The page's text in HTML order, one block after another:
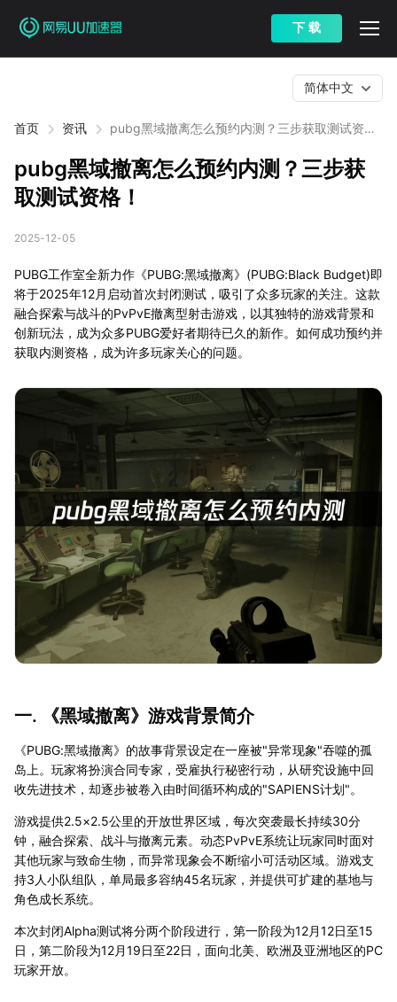
下 载
首页 资讯
pubg黑域撤离怎么预约内测？三步获取测试资
简体中文
pubg黑域撤离怎么预约内测？三步获
取测试资格！
2025-12-05
PUBG工作室全新力作《PUBG:黑域撤离》(PUBG:Black Budget)即
将于2025年12月启动首次封闭测试，吸引了众多玩家的关注。这款
融合探索与战斗的PvPvE撤离型射击游戏，以其独特的游戏背景和
创新玩法，成为众多PUBG爱好者期待已久的新作。如何成功预约并
获取内测资格，成为许多玩家关心的问题。
一. 《黑域撤离》游戏背景简介
《PUBG:黑域撤离》的故事背景设定在一座被"异常现象"吞噬的孤
岛上。玩家将扮演合同专家，受雇执行秘密行动，从研究设施中回
收先进技术，却逐步被卷入由时间循环构成的"SAPIENS计划"。
游戏提供2.5×2.5公里的开放世界区域，每次突袭最长持续30分
钟，融合探索、战斗与撤离元素。动态PvPvE系统让玩家同时面对
其他玩家与致命生物，而异常现象会不断缩小可活动区域。游戏支
持3人小队组队，单局最多容纳45名玩家，并提供可扩建的基地与
角色成长系统。
本次封闭Alpha测试将分两个阶段进行，第一阶段为12月12日至15
日，第二阶段为12月19日至22日，面向北美、欧洲及亚洲地区的PC
玩家开放。